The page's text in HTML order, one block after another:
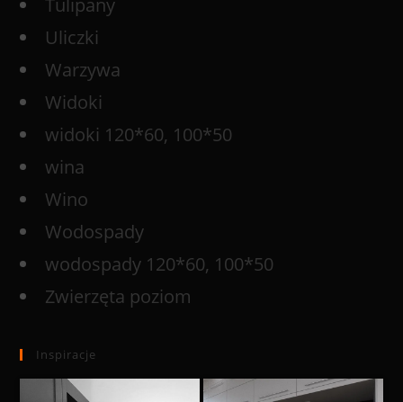
Tulipany
Uliczki
Warzywa
Widoki
widoki 120*60, 100*50
wina
Wino
Wodospady
wodospady 120*60, 100*50
Zwierzęta poziom
Inspiracje